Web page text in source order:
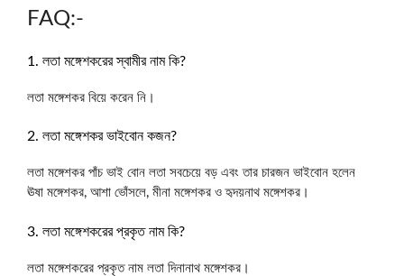
FAQ:-
1. লতা মঙ্গেশকরের স্বামীর নাম কি?
লতা মঙ্গেশকর বিয়ে করেন নি।
2. লতা মঙ্গেশকর ভাইবোন কজন?
লতা মঙ্গেশকর পাঁচ ভাই বোন লতা সবচেয়ে বড় এবং তার চারজন ভাইবোন হলেন
ঊষা মঙ্গেশকর, আশা ভোঁসলে, মীনা মঙ্গেশকর ও হৃদয়নাথ মঙ্গেশকর।
3. লতা মঙ্গেশকরের প্রকৃত নাম কি?
লতা মঙ্গেশকরের প্রকৃত নাম লতা দিনানাথ মঙ্গেশকর।